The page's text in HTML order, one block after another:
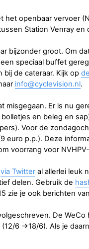
het openbaar vervoer
Station Venray en
bijzonder groot. Om
speciaal buffet
bij de cateraar. Kijk op
info@cyclevision.nl.
misgegaan. Er is nu
en beleg en
Voor de
euro p.p.). Deze
voorrang voor
via Twitter al allerlei leuk
delen. Gebruik de
zie je ook berichten
De
6 ->18/6). Als je